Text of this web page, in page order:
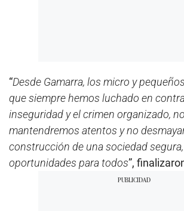
“Desde Gamarra, los micro y
que siempre hemos luchado en
inseguridad y el crimen organizado,
mantendremos atentos y no
construcción de una sociedad
oportunidades para todos”,